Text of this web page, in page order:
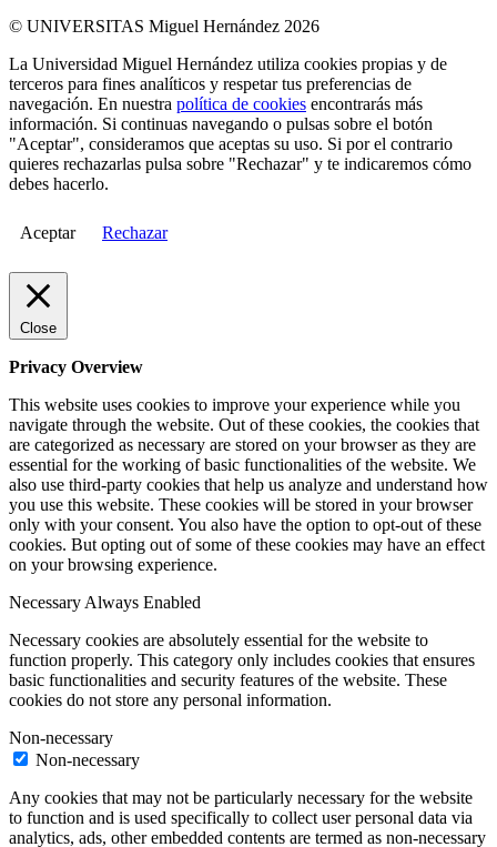
© UNIVERSITAS Miguel Hernández 2026
La Universidad Miguel Hernández utiliza cookies propias y de
terceros para fines analíticos y respetar tus preferencias de
navegación. En nuestra política de cookies encontrarás más
información. Si continuas navegando o pulsas sobre el botón
"Aceptar", consideramos que aceptas su uso. Si por el contrario
quieres rechazarlas pulsa sobre "Rechazar" y te indicaremos cómo
debes hacerlo.
Aceptar Rechazar
Close
Privacy Overview
This website uses cookies to improve your experience while you
navigate through the website. Out of these cookies, the cookies that
are categorized as necessary are stored on your browser as they are
essential for the working of basic functionalities of the website. We
also use third-party cookies that help us analyze and understand how
you use this website. These cookies will be stored in your browser
only with your consent. You also have the option to opt-out of these
cookies. But opting out of some of these cookies may have an effect
on your browsing experience.
NecessaryAlways Enabled
Necessary cookies are absolutely essential for the website to
function properly. This category only includes cookies that ensures
basic functionalities and security features of the website. These
cookies do not store any personal information.
Non-necessary
Non-necessary
Any cookies that may not be particularly necessary for the website
to function and is used specifically to collect user personal data via
analytics, ads, other embedded contents are termed as non-necessary